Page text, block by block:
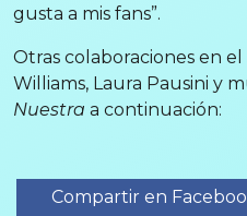
gusta a mis fans”.
Otras colaboraciones en
Williams, Laura Pausini y
Nuestra a continuación:
Compartir en